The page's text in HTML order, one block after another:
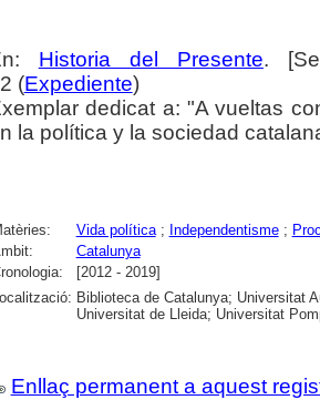
Historia del Presente.
(Expediente)
dedicat a: "A vueltas
la política y la sociedad
Vida política; Independentisme;
Catalunya
[2012 - 2019]
Biblioteca de Catalunya; Universitat
Universitat de Lleida; Universitat
Enllaç permanent a aquest